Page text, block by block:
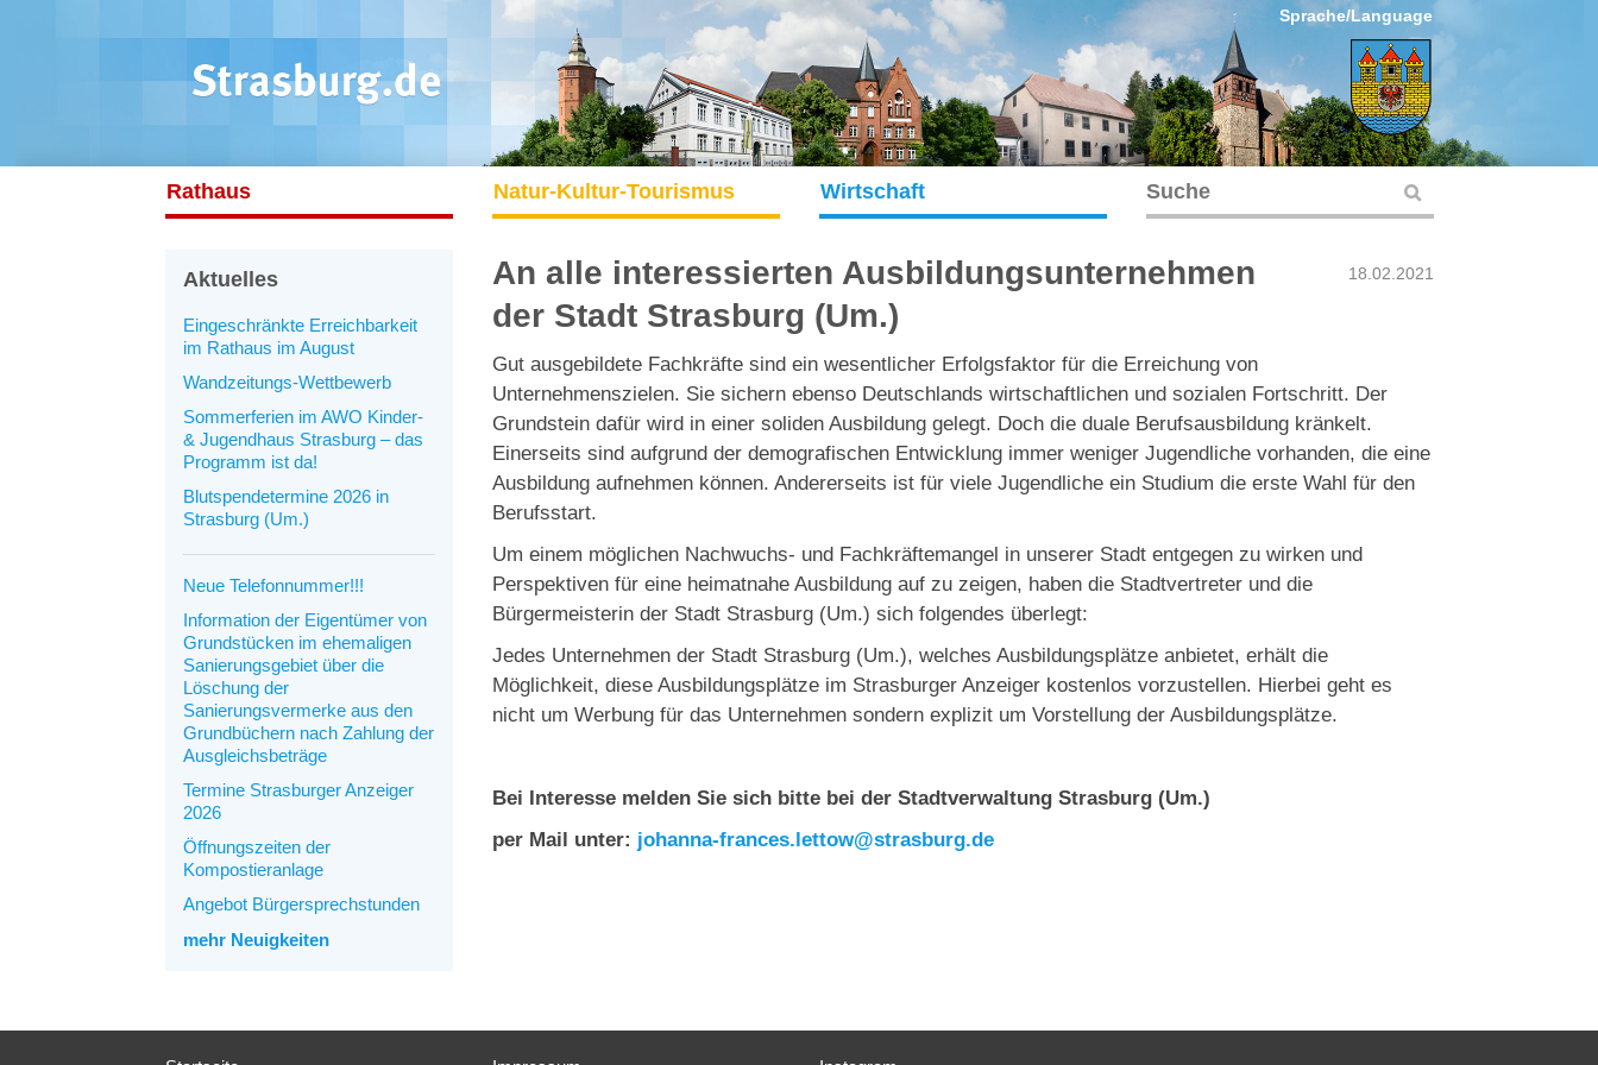
Sprache/Language
Rathaus Natur-Kultur-Tourismus Wirtschaft
Aktuelles
Eingeschränkte Erreichbarkeit
im Rathaus im August
Wandzeitungs-Wettbewerb
Sommerferien im AWO Kinder-
& Jugendhaus Strasburg – das
Programm ist da!
Blutspendetermine 2026 in
Strasburg (Um.)
Neue Telefonnummer!!!
Information der Eigentümer von
Grundstücken im ehemaligen
Sanierungsgebiet über die
Löschung der
Sanierungsvermerke aus den
Grundbüchern nach Zahlung der
Ausgleichsbeträge
Termine Strasburger Anzeiger
2026
Öffnungszeiten der
Kompostieranlage
Angebot Bürgersprechstunden
mehr Neuigkeiten
18.02.2021
An alle interessierten Ausbildungsunternehmen
der Stadt Strasburg (Um.)
Gut ausgebildete Fachkräfte sind ein wesentlicher Erfolgsfaktor für die Erreichung von
Unternehmenszielen. Sie sichern ebenso Deutschlands wirtschaftlichen und sozialen Fortschritt. Der
Grundstein dafür wird in einer soliden Ausbildung gelegt. Doch die duale Berufsausbildung kränkelt.
Einerseits sind aufgrund der demografischen Entwicklung immer weniger Jugendliche vorhanden, die eine
Ausbildung aufnehmen können. Andererseits ist für viele Jugendliche ein Studium die erste Wahl für den
Berufsstart.
Um einem möglichen Nachwuchs- und Fachkräftemangel in unserer Stadt entgegen zu wirken und
Perspektiven für eine heimatnahe Ausbildung auf zu zeigen, haben die Stadtvertreter und die
Bürgermeisterin der Stadt Strasburg (Um.) sich folgendes überlegt:
Jedes Unternehmen der Stadt Strasburg (Um.), welches Ausbildungsplätze anbietet, erhält die
Möglichkeit, diese Ausbildungsplätze im Strasburger Anzeiger kostenlos vorzustellen. Hierbei geht es
nicht um Werbung für das Unternehmen sondern explizit um Vorstellung der Ausbildungsplätze.
Bei Interesse melden Sie sich bitte bei der Stadtverwaltung Strasburg (Um.)
per Mail unter: johanna-frances.lettow@strasburg.de